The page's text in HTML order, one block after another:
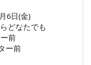
6日(金)
どなたでも
前
前